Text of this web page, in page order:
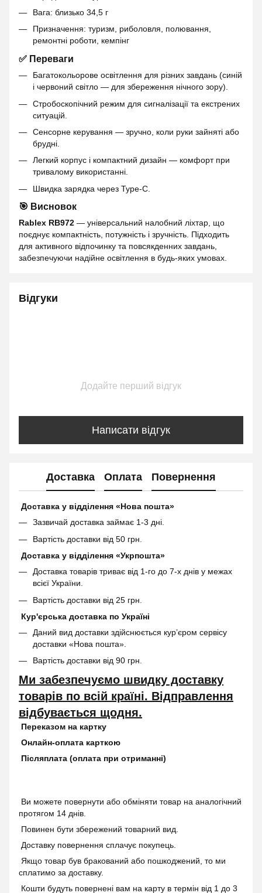
Вага: близько 34,5 г
Призначення: туризм, риболовля, полювання,
ремонтні роботи, кемпінг
✅ Переваги
Багатокольорове освітлення для різних завдань (синій
і червоний світло — для збереження нічного зору).
Стробоскопічний режим для сигналізації та екстрених
ситуацій.
Сенсорне керування — зручно, коли руки зайняті або
брудні.
Легкий корпус і компактний дизайн — комфорт при
тривалому використанні.
Швидка зарядка через Type‑C.
🎯 Висновок
Rablex RB972 — універсальний налобний ліхтар, що
поєднує компактність, потужність і зручність. Підходить
для активного відпочинку та повсякденних завдань,
забезпечуючи надійне освітлення в будь-яких умовах.
Відгуки
Додайте перший відгук
Написати відгук
Доставка Оплата Повернення
Доставка у відділення «Нова пошта»
Зазвичай доставка займає 1-3 дні.
Вартість доставки від 50 грн.
Доставка у відділення «Укрпошта»
Доставка товарів триває від 1-го до 7-х днів у межах
всієї України.
Вартість доставки від 25 грн.
Кур'єрська доставка по Україні
Даний вид доставки здійснюється кур’єром сервісу
доставки «Нова пошта».
Вартість доставки від 90 грн.
Ми забезпечуємо швидку доставку
товарів по всій країні. Відправлення
відбувається щодня.
Переказом на картку
Онлайн-оплата карткою
Післяплата (оплата при отриманні)
Ви можете повернути або обміняти товар на аналогічний
протягом 14 днів.
Повинен бути збережений товарний вид.
Доставку повернення сплачує покупець.
Якщо товар був бракований або пошкоджений, то ми
сплатимо за доставку.
Кошти будуть повернені вам на карту в термін від 1 до 3